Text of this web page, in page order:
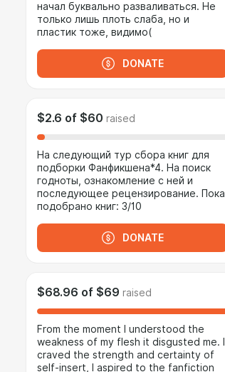
начал буквально разваливаться. Не
только лишь плоть слаба, но и
пластик тоже, видимо(
DONATE
$2.6 of $60 raised
На следующий тур сбора книг для
подборки Фанфикшена*4. На поиск
годноты, ознакомление с ней и
последующее рецензирование. Пока
подобрано книг: 3/10
DONATE
$68.96 of $69 raised
From the moment I understood the
weakness of my flesh it disgusted me. I
craved the strength and certainty of
self-insert, I aspired to the fanfiction